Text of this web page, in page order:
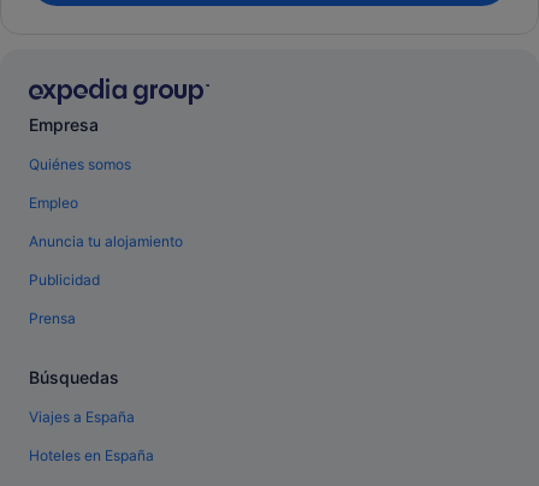
Empresa
Quiénes somos
Empleo
Anuncia tu alojamiento
Publicidad
Prensa
Búsquedas
Viajes a España
Hoteles en España